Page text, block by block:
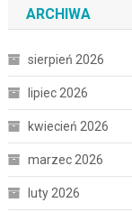
ARCHIWA
sierpień 2026
lipiec 2026
kwiecień 2026
marzec 2026
luty 2026